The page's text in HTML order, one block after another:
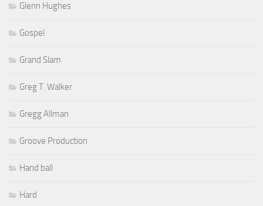
Glenn Hughes
Gospel
Grand Slam
Greg T. Walker
Gregg Allman
Groove Production
Hand ball
Hard